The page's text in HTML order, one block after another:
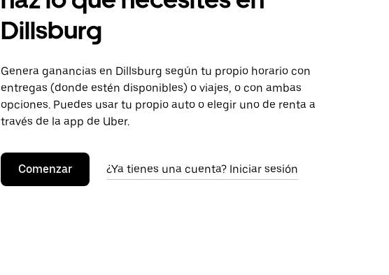
Dillsburg
Genera ganancias en Dillsburg según tu propio horario con
entregas (donde estén disponibles) o viajes, o con ambas
opciones. Puedes usar tu propio auto o elegir uno de renta a
través de la app de Uber.
Comenzar ¿Ya tienes una cuenta? Iniciar sesión